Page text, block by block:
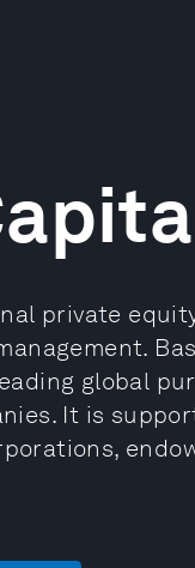
private
global
It is